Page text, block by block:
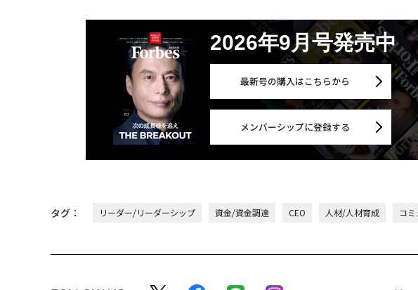
2026年9月号発売中
最新号の購入はこちらから
メンバーシップに登録する
タグ： リーダー/リーダーシップ 資金/資金調達 CEO 人材/人材育成 コ